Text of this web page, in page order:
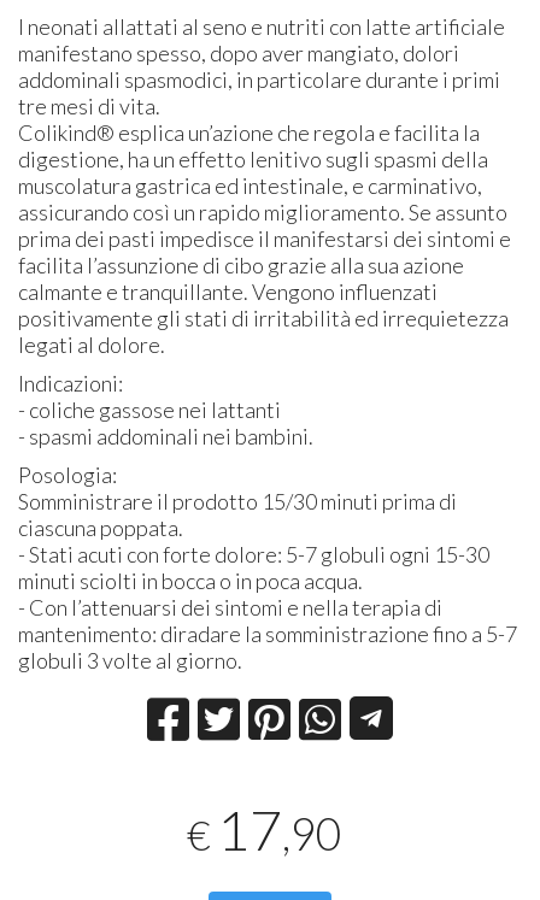
I neonati allattati al seno e nutriti con latte artificiale
manifestano spesso, dopo aver mangiato, dolori
addominali spasmodici, in particolare durante i primi
tre mesi di vita.
Colikind® esplica un’azione che regola e facilita la
digestione, ha un effetto lenitivo sugli spasmi della
muscolatura gastrica ed intestinale, e carminativo,
assicurando così un rapido miglioramento. Se assunto
prima dei pasti impedisce il manifestarsi dei sintomi e
facilita l’assunzione di cibo grazie alla sua azione
calmante e tranquillante. Vengono influenzati
positivamente gli stati di irritabilità ed irrequietezza
legati al dolore.
Indicazioni:
- coliche gassose nei lattanti
- spasmi addominali nei bambini.
Posologia:
Somministrare il prodotto 15/30 minuti prima di
ciascuna poppata.
- Stati acuti con forte dolore: 5-7 globuli ogni 15-30
minuti sciolti in bocca o in poca acqua.
- Con l’attenuarsi dei sintomi e nella terapia di
mantenimento: diradare la somministrazione fino a 5-7
globuli 3 volte al giorno.
€ 17,90